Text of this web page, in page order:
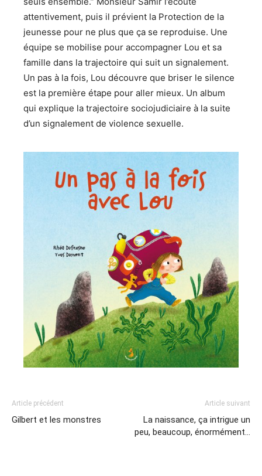
attentivement, puis il prévient la Protection de la
jeunesse pour ne plus que ça se reproduise. Une
équipe se mobilise pour accompagner Lou et sa
famille dans la trajectoire qui suit un signalement.
Un pas à la fois, Lou découvre que briser le silence
est la première étape pour aller mieux. Un album
qui explique la trajectoire sociojudiciaire à la suite
d’un signalement de violence sexuelle.
Article précédent
Gilbert et les monstres
Article suivant
La naissance, ça intrigue un
peu, beaucoup, énormément…